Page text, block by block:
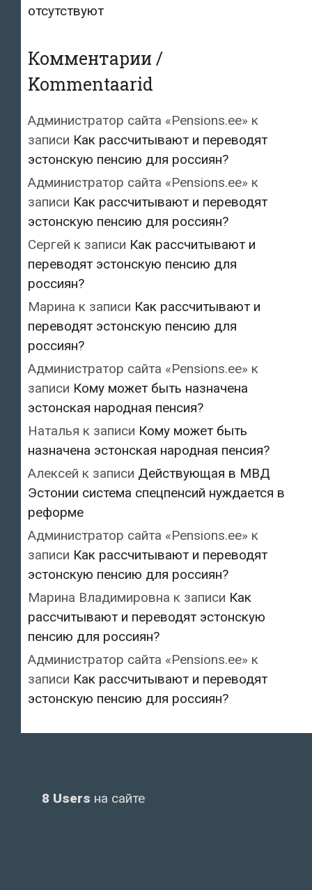
отсутствуют
Комментарии /
Kommentaarid
Администратор сайта «Pensions.ee» к
записи Как рассчитывают и переводят
эстонскую пенсию для россиян?
Администратор сайта «Pensions.ee» к
записи Как рассчитывают и переводят
эстонскую пенсию для россиян?
Сергей к записи Как рассчитывают и
переводят эстонскую пенсию для
россиян?
Марина к записи Как рассчитывают и
переводят эстонскую пенсию для
россиян?
Администратор сайта «Pensions.ee» к
записи Кому может быть назначена
эстонская народная пенсия?
Наталья к записи Кому может быть
назначена эстонская народная пенсия?
Алексей к записи Действующая в МВД
Эстонии система спецпенсий нуждается в
реформе
Администратор сайта «Pensions.ee» к
записи Как рассчитывают и переводят
эстонскую пенсию для россиян?
Марина Владимировна к записи Как
рассчитывают и переводят эстонскую
пенсию для россиян?
Администратор сайта «Pensions.ee» к
записи Как рассчитывают и переводят
эстонскую пенсию для россиян?
8 Users на сайте